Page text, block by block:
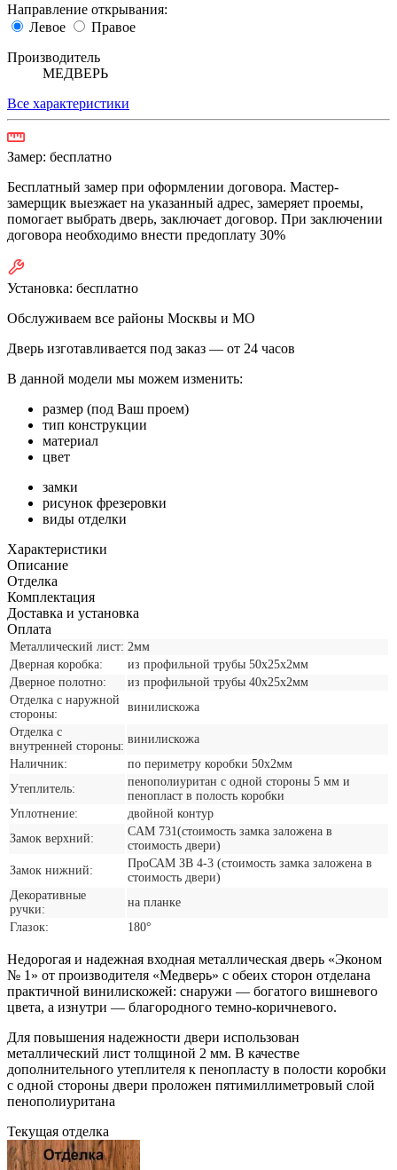
Направление открывания:
Левое
Правое
Производитель
МЕДВЕРЬ
Все характеристики
Замер: бесплатно
Бесплатный замер при оформлении договора. Мастер-
замерщик выезжает на указанный адрес, замеряет проемы,
помогает выбрать дверь, заключает договор. При заключении
договора необходимо внести предоплату 30%
Установка: бесплатно
Обслуживаем все районы Москвы и МО
Дверь изготавливается под заказ — от 24 часов
В данной модели мы можем изменить:
размер (под Ваш проем)
тип конструкции
материал
цвет
замки
рисунок фрезеровки
виды отделки
Характеристики
Описание
Отделка
Комплектация
Доставка и установка
Оплата
Металлический лист: 2мм
Дверная коробка:
из профильной трубы 50х25х2мм
Дверное полотно:
из профильной трубы 40х25х2мм
Отделка с наружной
стороны:
винилискожа
Отделка с
внутренней стороны:
винилискожа
Наличник:
по периметру коробки 50х2мм
Утеплитель:
пенополиуритан с одной стороны 5 мм и
пенопласт в полость коробки
Уплотнение:
двойной контур
Замок верхний:
CАМ 731(стоимость замка заложена в
стоимость двери)
Замок нижний:
ПроСАМ ЗВ 4-3 (стоимость замка заложена в
стоимость двери)
Декоративные
ручки:
на планке
Глазок:
180°
Недорогая и надежная входная металлическая дверь «Эконом
№ 1» от производителя «Медверь» с обеих сторон отделана
практичной винилискожей: снаружи — богатого вишневого
цвета, а изнутри — благородного темно-коричневого.
Для повышения надежности двери использован
металлический лист толщиной 2 мм. В качестве
дополнительного утеплителя к пенопласту в полости коробки
с одной стороны двери проложен пятимиллиметровый слой
пенополиуритана
Текущая отделка